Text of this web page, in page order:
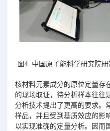
图4. 中国原子能科学研究院
核材料元素成分的原位定量存
的现场取证，待分析样本往往
分析技术提出了更高的要求。
样品，并且受到基质效应的影
以实现准确的定量分析。因而